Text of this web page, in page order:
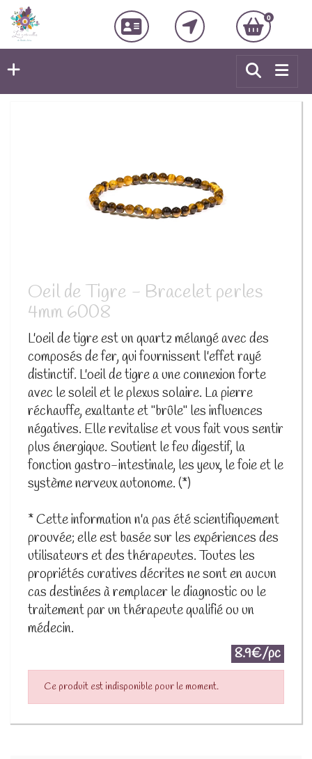
0
Oeil de Tigre - Bracelet perles
4mm 6008
L'oeil de tigre est un quartz mélangé avec des
composés de fer, qui fournissent l'effet rayé
distinctif. L'oeil de tigre a une connexion forte
avec le soleil et le plexus solaire. La pierre
réchauffe, exaltante et "brûle" les influences
négatives. Elle revitalise et vous fait vous sentir
plus énergique. Soutient le feu digestif, la
fonction gastro-intestinale, les yeux, le foie et le
système nerveux autonome. (*)
* Cette information n'a pas été scientifiquement
prouvée; elle est basée sur les expériences des
utilisateurs et des thérapeutes. Toutes les
propriétés curatives décrites ne sont en aucun
cas destinées à remplacer le diagnostic ou le
traitement par un thérapeute qualifié ou un
médecin.
8.9€/pc
Ce produit est indisponible pour le moment.